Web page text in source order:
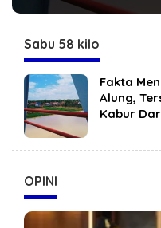
Sabu 58 kilo
Fakta
Alung,
Kabur
OPINI